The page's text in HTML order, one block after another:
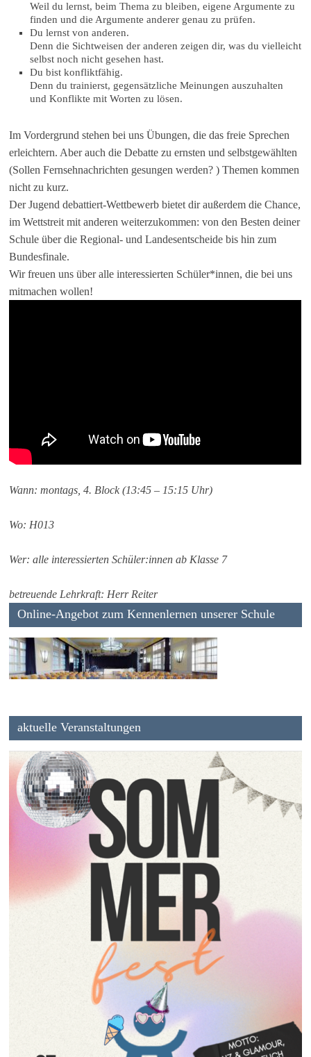
Weil du lernst, beim Thema zu bleiben, eigene Argumente zu
finden und die Argumente anderer genau zu prüfen.
Du lernst von anderen.
Denn die Sichtweisen der anderen zeigen dir, was du vielleicht
selbst noch nicht gesehen hast.
Du bist konfliktfähig.
Denn du trainierst, gegensätzliche Meinungen auszuhalten
und Konflikte mit Worten zu lösen.
Im Vordergrund stehen bei uns Übungen, die das freie Sprechen
erleichtern. Aber auch die Debatte zu ernsten und selbstgewählten
(Sollen Fernsehnachrichten gesungen werden? ) Themen kommen
nicht zu kurz.
Der Jugend debattiert-Wettbewerb bietet dir außerdem die Chance,
im Wettstreit mit anderen weiterzukommen: von den Besten deiner
Schule über die Regional- und Landesentscheide bis hin zum
Bundesfinale.
Wir freuen uns über alle interessierten Schüler*innen, die bei uns
mitmachen wollen!
Wann: montags, 4. Block (13:45 – 15:15 Uhr)
Wo: H013
Wer: alle interessierten Schüler:innen ab Klasse 7
betreuende Lehrkraft: Herr Reiter
Online-Angebot zum Kennenlernen unserer Schule
aktuelle Veranstaltungen